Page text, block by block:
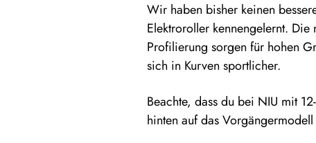
Wir haben bisher keinen
Elektroroller kennengelernt.
Profilierung sorgen für hohen
sich in Kurven sportlicher.
Beachte, dass du bei NIU mit
hinten auf das